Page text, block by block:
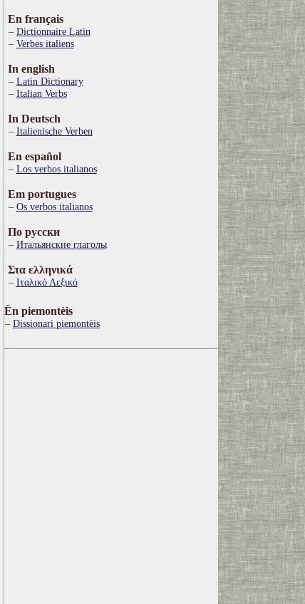
En français
Dictionnaire Latin
Verbes italiens
In english
Latin Dictionary
Italian Verbs
In Deutsch
Italienische Verben
En español
Los verbos italianos
Em portugues
Os verbos italianos
По русски
Итальянские глаголы
Στα ελληνικά
Ιταλικό Λεξικό
Ën piemontèis
Dissionari piemontèis